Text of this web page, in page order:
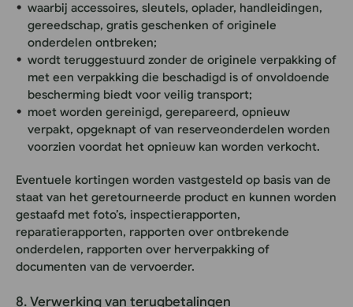
waarbij accessoires, sleutels, oplader, handleidingen,
gereedschap, gratis geschenken of originele
onderdelen ontbreken;
wordt teruggestuurd zonder de originele verpakking of
met een verpakking die beschadigd is of onvoldoende
bescherming biedt voor veilig transport;
moet worden gereinigd, gerepareerd, opnieuw
verpakt, opgeknapt of van reserveonderdelen worden
voorzien voordat het opnieuw kan worden verkocht.
Eventuele kortingen worden vastgesteld op basis van de
staat van het geretourneerde product en kunnen worden
gestaafd met foto’s, inspectierapporten,
reparatierapporten, rapporten over ontbrekende
onderdelen, rapporten over herverpakking of
documenten van de vervoerder.
8. Verwerking van terugbetalingen